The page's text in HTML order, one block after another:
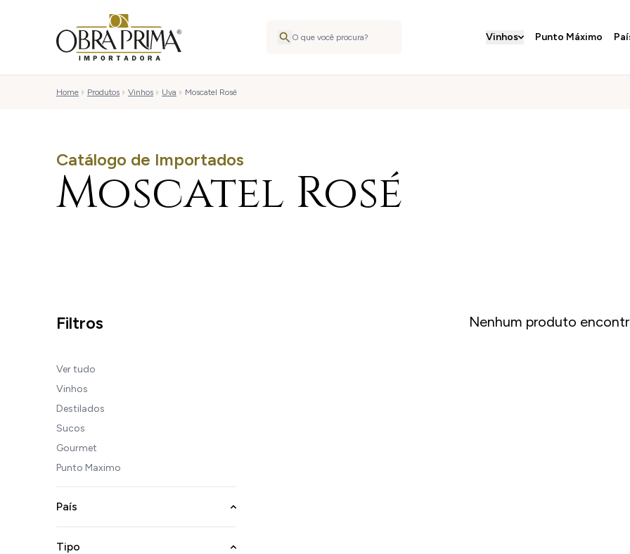
Vinhos Punto Máximo
Home Produtos Vinhos Uva Moscatel Rosé
Catálogo de Importados
Moscatel Rosé
Filtros
Ver tudo
Vinhos
Destilados
Sucos
Gourmet
Punto Maximo
País
Tipo
Nenhum produto